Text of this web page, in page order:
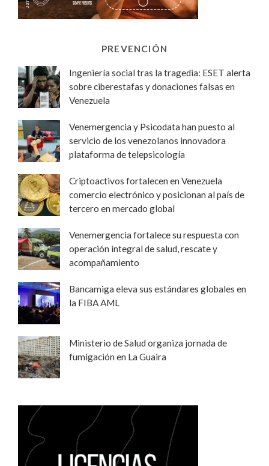
PREVENCIÓN
Ingeniería social tras la tragedia: ESET alerta
sobre ciberestafas y donaciones falsas en
Venezuela
Venemergencia y Psicodata han puesto al
servicio de los venezolanos innovadora
plataforma de telepsicología
Criptoactivos fortalecen en Venezuela
comercio electrónico y posicionan al país de
tercero en mercado global
Venemergencia fortalece su respuesta con
operación integral de salud, rescate y
acompañamiento
Bancamiga eleva sus estándares globales en
la FIBA AML
Ministerio de Salud organiza jornada de
fumigación en La Guaira